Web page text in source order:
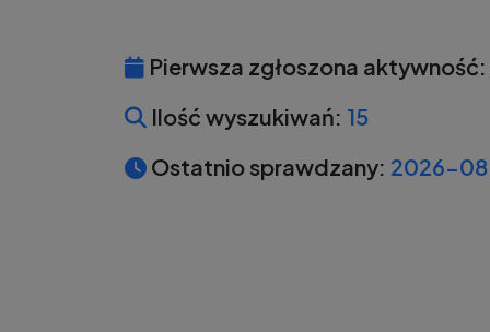
Pierwsza zgłoszona aktywność:
Ilość wyszukiwań: 15
Ostatnio sprawdzany: 2026-